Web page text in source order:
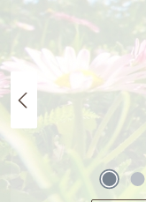
Bildergalerie überspringen